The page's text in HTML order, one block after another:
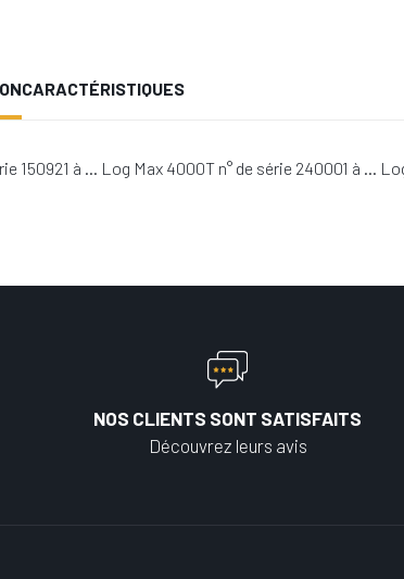
CARACTÉRISTIQUES
à … Log Max 4000T n° de série 240001 à …
NOS CLIENTS SONT SATISFAITS
Découvrez leurs avis